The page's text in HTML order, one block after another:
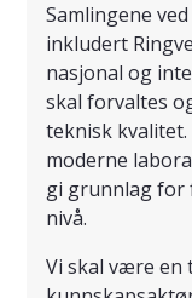
Samlingene
inkludert
nasjonal og
skal forvaltes
teknisk kvalitet.
moderne
gi grunnlag for
nivå.
Vi skal være en